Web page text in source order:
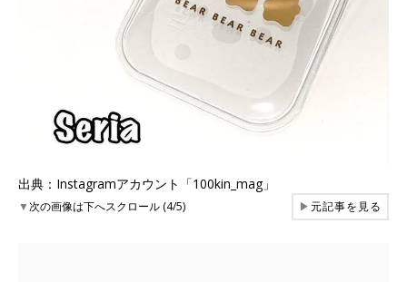
出典：Instagramアカウント「100kin_mag」
▼次の画像は下へスクロール (4/5) ▶元記事を見る